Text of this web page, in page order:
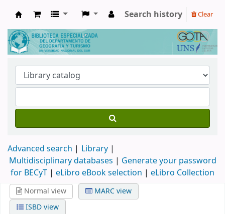
Biblioteca de Geografía y Turismo
Search history Clear
Advanced search
Library
Multidisciplinary databases | Generate your password
for BECyT | eLibro eBook selection | eLibro Collection
Normal view
MARC view
ISBD view